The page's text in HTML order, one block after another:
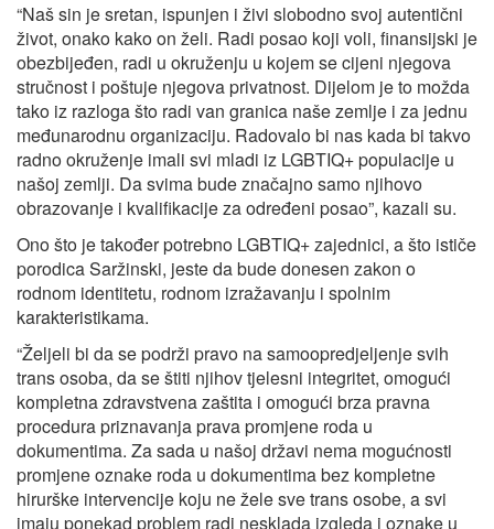
“Naš sin je sretan, ispunjen i živi slobodno svoj autentični
život, onako kako on želi. Radi posao koji voli, finansijski je
obezbijeđen, radi u okruženju u kojem se cijeni njegova
stručnost i poštuje njegova privatnost. Dijelom je to možda
tako iz razloga što radi van granica naše zemlje i za jednu
međunarodnu organizaciju. Radovalo bi nas kada bi takvo
radno okruženje imali svi mladi iz LGBTIQ+ populacije u
našoj zemlji. Da svima bude značajno samo njihovo
obrazovanje i kvalifikacije za određeni posao”, kazali su.
Ono što je također potrebno LGBTIQ+ zajednici, a što ističe
porodica Saržinski, jeste da bude donesen zakon o
rodnom identitetu, rodnom izražavanju i spolnim
karakteristikama.
“Željeli bi da se podrži pravo na samoopredjeljenje svih
trans osoba, da se štiti njihov tjelesni integritet, omogući
kompletna zdravstvena zaštita i omogući brza pravna
procedura priznavanja prava promjene roda u
dokumentima. Za sada u našoj državi nema mogućnosti
promjene oznake roda u dokumentima bez kompletne
hirurške intervencije koju ne žele sve trans osobe, a svi
imaju ponekad problem radi nesklada izgleda i oznake u